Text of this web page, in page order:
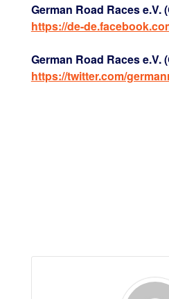
German Road Races e.V.
https://de-
German Road Races e.V.
https://twitter.com/